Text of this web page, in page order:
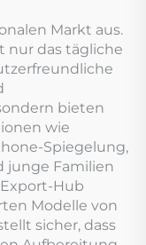
Markt aus.
nur das tägliche
bieten
wie
Spiegelung,
junge Familien
Hub
Modelle von
sicher, dass